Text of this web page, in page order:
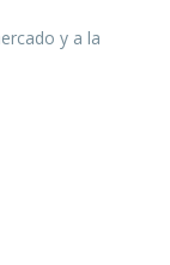
y a la